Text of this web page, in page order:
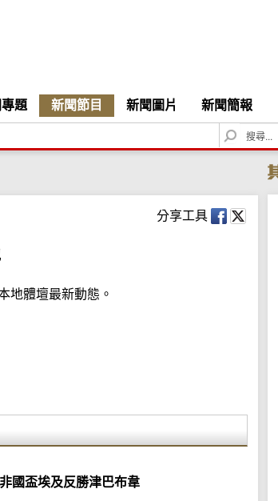
題 新聞節目 新聞圖片 新聞簡報
S
e
c
h
分享工具
地體壇最新動態。
國盃埃及反勝津巴布韋